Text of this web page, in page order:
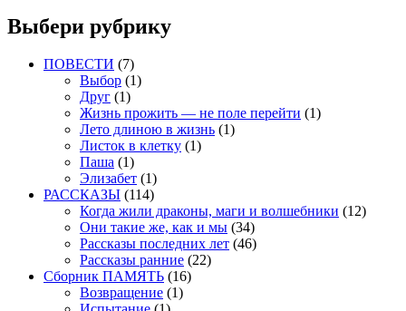
Выбери рубрику
ПОВЕСТИ (7)
Выбор (1)
Друг (1)
Жизнь прожить — не поле перейти (1)
Лето длиною в жизнь (1)
Листок в клетку (1)
Паша (1)
Элизабет (1)
РАССКАЗЫ (114)
Когда жили драконы, маги и волшебники (12)
Они такие же, как и мы (34)
Рассказы последних лет (46)
Рассказы ранние (22)
Сборник ПАМЯТЬ (16)
Возвращение (1)